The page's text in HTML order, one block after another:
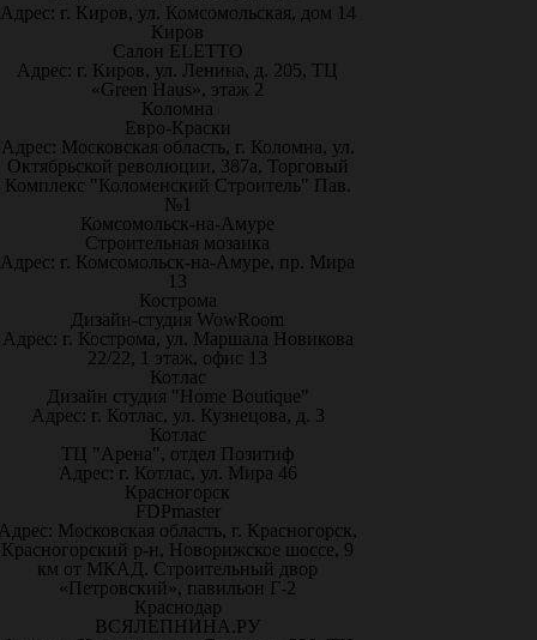
Адрес: г. Киров, ул. Комсомольская, дом 14
Киров
Салон ELETTO
Адрес: г. Киров, ул. Ленина, д. 205, ТЦ
«Green Haus», этаж 2
Коломна
Евро-Краски
Адрес: Московская область, г. Коломна, ул.
Октябрьской революции, 387а, Торговый
Комплекс "Коломенский Строитель" Пав.
№1
Комсомольск-на-Амуре
Строительная мозаика
Адрес: г. Комсомольск-на-Амуре, пр. Мира
13
Кострома
Дизайн-студия WowRoom
Адрес: г. Кострома, ул. Маршала Новикова
22/22, 1 этаж, офис 13
Котлас
Дизайн студия "Home Boutique"
Адрес: г. Котлас, ул. Кузнецова, д. 3
Котлас
ТЦ "Арена", отдел Позитиф
Адрес: г. Котлас, ул. Мира 46
Красногорск
FDPmaster
Московская область, г. Красногорск,
Красногорский р-н, Новорижское шоссе, 9
км от МКАД. Строительный двор
«Петровский», павильон Г-2
Краснодар
ВСЯЛЕПНИНА.РУ